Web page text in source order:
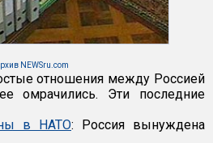
NEWSru.com
отношения между Россией
омрачились. Эти последние
в НАТО: Россия вынуждена